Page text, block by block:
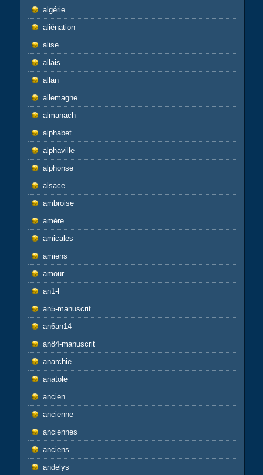
algérie
aliénation
alise
allais
allan
allemagne
almanach
alphabet
alphaville
alphonse
alsace
ambroise
amère
amicales
amiens
amour
an1-l
an5-manuscrit
an6an14
an84-manuscrit
anarchie
anatole
ancien
ancienne
anciennes
anciens
andelys